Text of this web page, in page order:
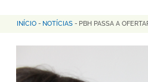
Trilha
de
navegação
INÍCIO - NOTÍCIAS - PBH PASSA A